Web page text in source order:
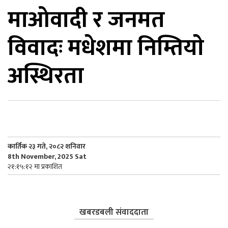
माओवादी र जनमत
विवादः मधेशमा निम्तियाे
अस्थिरता
कार्तिक २३ गते, २०८२ शनिवार
8th November, 2025 Sat
२१:१५:१२ मा प्रकाशित
खबरडबली संवाददाता